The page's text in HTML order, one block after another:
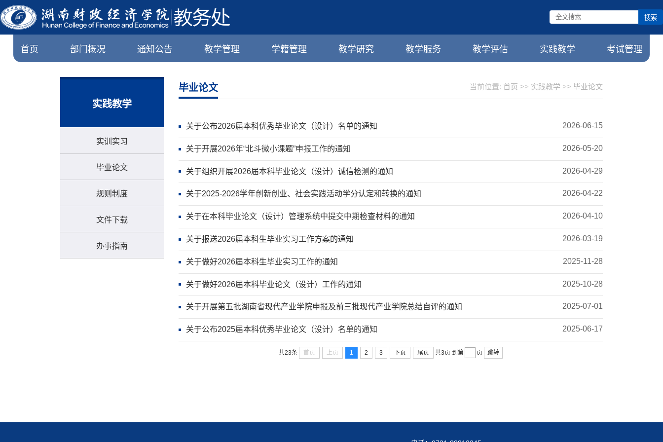
搜索
首页 部门概况 通知公告 教学管理 学籍管理 教学研究 教学服务 教学评估 实践教学 考试管理
实践教学
实训实习
毕业论文
规则制度
文件下载
办事指南
当前位置: 首页 >> 实践教学 >> 毕业论文
毕业论文
关于公布2026届本科优秀毕业论文（设计）名单的通知 2026-06-15
关于开展2026年“北斗微小课题”申报工作的通知 2026-05-20
关于组织开展2026届本科毕业论文（设计）诚信检测的通知 2026-04-29
关于2025-2026学年创新创业、社会实践活动学分认定和转换的通知 2026-04-22
关于在本科毕业论文（设计）管理系统中提交中期检查材料的通知 2026-04-10
关于报送2026届本科生毕业实习工作方案的通知 2026-03-19
关于做好2026届本科生毕业实习工作的通知 2025-11-28
关于做好2026届本科毕业论文（设计）工作的通知 2025-10-28
关于开展第五批湖南省现代产业学院申报及前三批现代产业学院总结自评的通知 2025-07-01
关于公布2025届本科优秀毕业论文（设计）名单的通知 2025-06-17
共23条 首页 上页 1 2 3 下页 尾页 共3页 到第 页 跳转